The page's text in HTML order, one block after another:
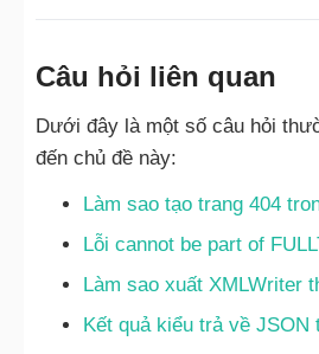
Câu hỏi liên quan
Dưới đây là một số câu hỏi
đến chủ đề này:
Làm sao tạo trang 404
Lỗi cannot be part of
Làm sao xuất XMLWriter
Kết quả kiểu trả về JSON